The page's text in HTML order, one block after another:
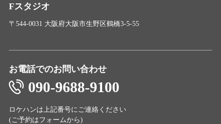
Fスタジオ
〒544-0031 大阪府大阪市生野区鶴橋3-5-55
お電話でのお問い合わせ
090-9688-9100
ロケハンは上記番号にご連絡ください
(ご予約はフォームから)